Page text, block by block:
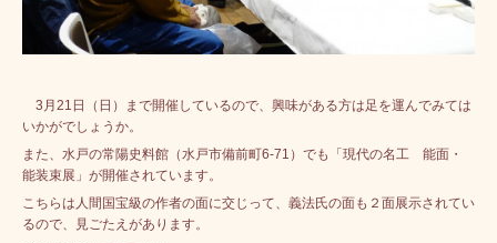
3月21日（日）まで開催しているので、興味がある方は足を運んでみては
いかがでしょうか。
また、水戸の常陽史料館（水戸市備前町6-71）でも「現代の名工 能面・
能装束展」が開催されています。
こちらは人間国宝級の作者の面に交じって、義法氏の面も２面展示されてい
るので、見ごたえがあります。